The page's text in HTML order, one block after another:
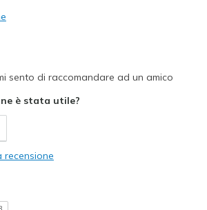
Shoes are for Wearing
sento di raccomandare ad un amico
è stata utile?
recensione